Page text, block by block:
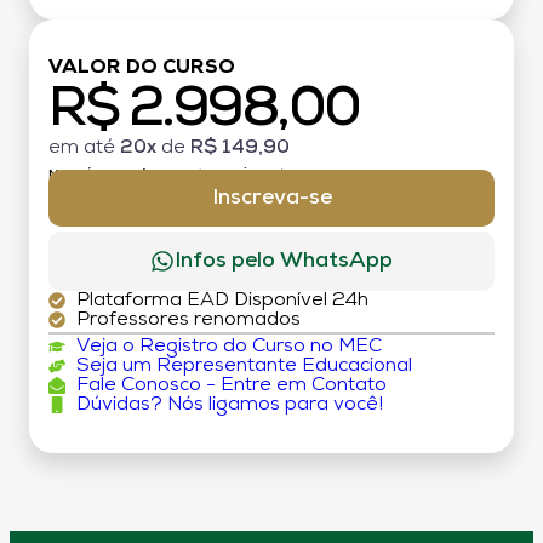
VALOR DO CURSO
R$ 2.998,00
em até 20x de R$ 149,90
MATRÍCULA:
Inscreva-se
Infos pelo WhatsApp
Plataforma EAD Disponível 24h
Professores renomados
Veja o Registro do Curso no MEC
Seja um Representante Educacional
Fale Conosco - Entre em Contato
Dúvidas? Nós ligamos para você!